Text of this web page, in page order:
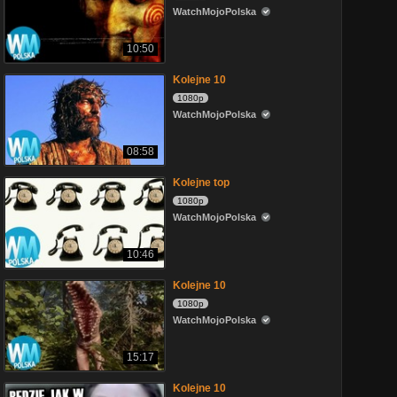
10:50
WatchMojoPolska
08:58
Kolejne 10
1080p
WatchMojoPolska
10:46
Kolejne top
1080p
WatchMojoPolska
15:17
Kolejne 10
1080p
WatchMojoPolska
Kolejne 10